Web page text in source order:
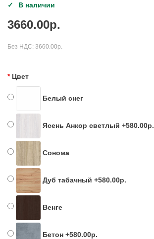
В наличии
3660.00р.
Без НДС: 3660.00р.
Цвет
Белый снег
Ясень Анкор светлый +580.00р.
Сонома
Дуб табачный +580.00р.
Венге
Бетон +580.00р.